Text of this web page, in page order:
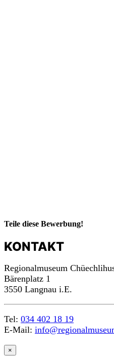
Teile diese Bewerbung!
KONTAKT
Regionalmuseum
Bärenplatz 1
3550 Langnau i.E.
Tel: 034 402 18 19
E-Mail:
×